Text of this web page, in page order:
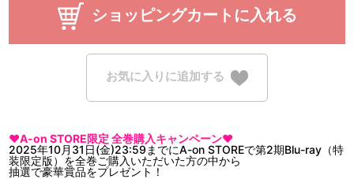
ショッピングカートに入れる
お気に入りに追加する
❤A-on STORE限定 全巻購入キャンペーン❤
2025年10月31日(金)23:59までにA-on STOREで第2期Blu-ray（特
装限定版）を全巻ご購入いただいた方の中から
抽選で豪華賞品をプレゼント！